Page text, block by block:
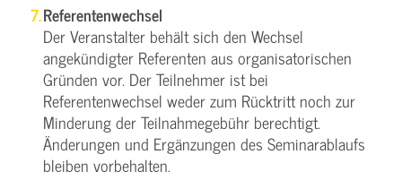
Referentenwechsel
Der Veranstalter behält sich den Wechsel
angekündigter Referenten aus organisatorischen
Gründen vor. Der Teilnehmer ist bei
Referentenwechsel weder zum Rücktritt noch zur
Minderung der Teilnahmegebühr berechtigt.
Änderungen und Ergänzungen des Seminarablaufs
bleiben vorbehalten.